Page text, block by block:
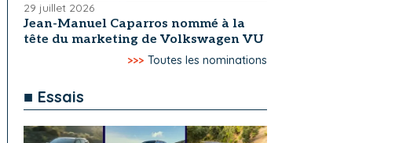
29 juillet 2026
Jean-Manuel Caparros nommé à la
tête du marketing de Volkswagen VU
>>> Toutes les nominations
■ Essais